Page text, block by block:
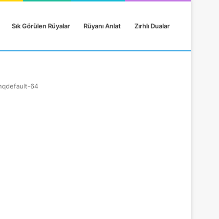
Sık Görülen Rüyalar Rüyanı Anlat Zırhlı Dualar
64